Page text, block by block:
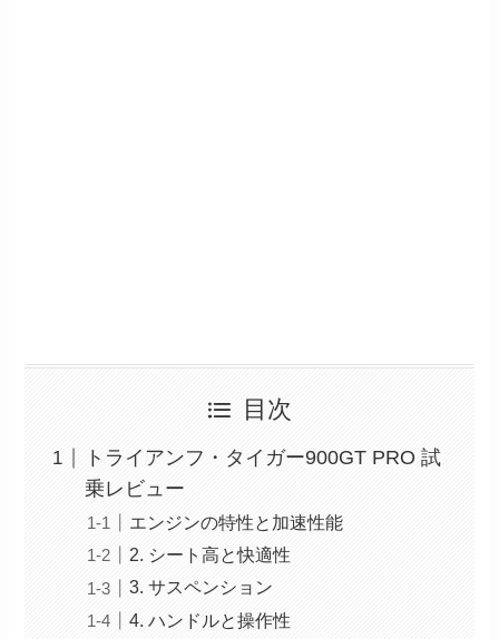
目次
トライアンフ・タイガー900GT PRO 試
乗レビュー
エンジンの特性と加速性能
2. シート高と快適性
3. サスペンション
4. ハンドルと操作性